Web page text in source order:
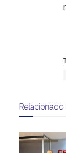
Relacionado